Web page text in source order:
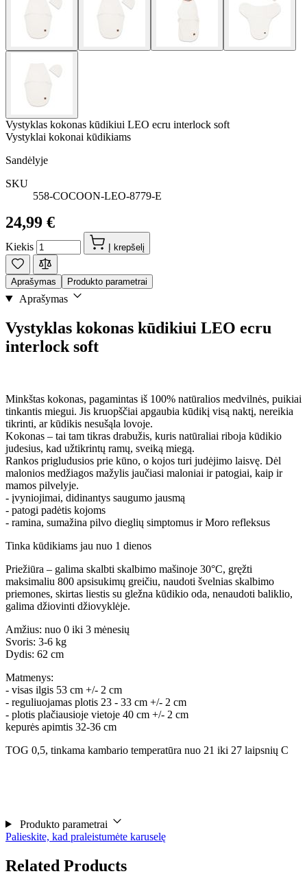
Vystyklas kokonas kūdikiui LEO ecru interlock soft
Vystyklai kokonai kūdikiams
Sandėlyje
SKU
558-COCOON-LEO-8779-E
24,99 €
Kiekis Į krepšelį
Aprašymas Produkto parametrai
Aprašymas
Vystyklas kokonas kūdikiui LEO ecru
interlock soft
Minkštas kokonas, pagamintas iš 100% natūralios medvilnės, puikiai
tinkantis miegui. Jis kruopščiai apgaubia kūdikį visą naktį, nereikia
tikrinti, ar kūdikis nesušąla lovoje.
Kokonas – tai tam tikras drabužis, kuris natūraliai riboja kūdikio
judesius, kad užtikrintų ramų, sveiką miegą.
Rankos prigludusios prie kūno, o kojos turi judėjimo laisvę. Dėl
malonios medžiagos mažylis jaučiasi maloniai ir patogiai, kaip ir
mamos pilvelyje.
- įvyniojimai, didinantys saugumo jausmą
- patogi padėtis kojoms
- ramina, sumažina pilvo dieglių simptomus ir Moro refleksus
Tinka kūdikiams jau nuo 1 dienos
Priežiūra – galima skalbti skalbimo mašinoje 30°C, gręžti
maksimaliu 800 apsisukimų greičiu, naudoti švelnias skalbimo
priemones, skirtas liestis su gležna kūdikio oda, nenaudoti baliklio,
galima džiovinti džiovyklėje.
Amžius: nuo 0 iki 3 mėnesių
Svoris: 3-6 kg
Dydis: 62 cm
Matmenys:
- visas ilgis 53 cm +/- 2 cm
- reguliuojamas plotis 23 - 33 cm +/- 2 cm
- plotis plačiausioje vietoje 40 cm +/- 2 cm
kepurės apimtis 32-36 cm
TOG 0,5, tinkama kambario temperatūra nuo 21 iki 27 laipsnių C
Produkto parametrai
Palieskite, kad praleistumėte karuselę
Related Products